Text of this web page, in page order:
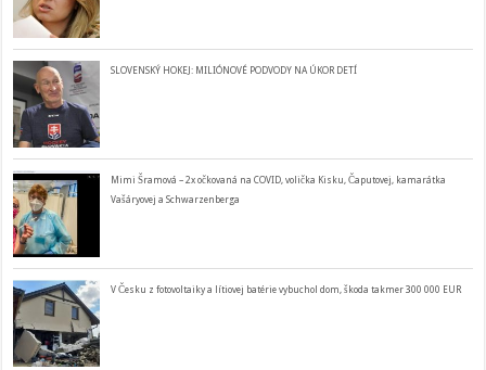
SLOVENSKÝ HOKEJ: MILIÓNOVÉ PODVODY NA ÚKOR DETÍ
Mimi Šramová – 2x očkovaná na COVID, volička Kisku, Čaputovej, kamarátka
Vašáryovej a Schwarzenberga
V Česku z fotovoltaiky a lítiovej batérie vybuchol dom, škoda takmer 300 000 EUR